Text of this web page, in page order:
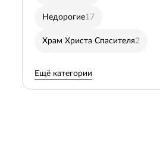
Недорогие17
Храм Христа Спасителя2
Ещё категории